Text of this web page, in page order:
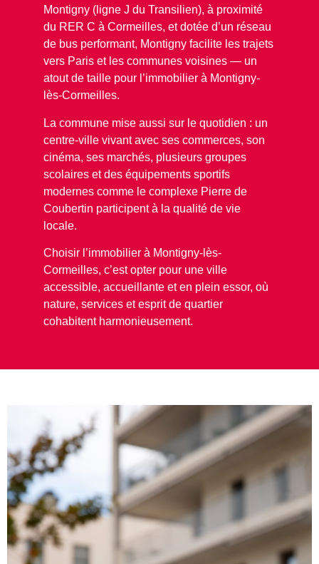
Montigny (ligne J du Transilien), à proximité
du RER C à Cormeilles, et dotée d’un réseau
de bus performant, Montigny facilite les trajets
vers Paris et les communes voisines — un
atout de taille pour l’immobilier à Montigny-
lès-Cormeilles.
La commune mise aussi sur le quotidien : un
centre-ville vivant avec ses commerces, son
cinéma, ses marchés, plusieurs groupes
scolaires et des équipements sportifs
modernes comme le complexe Pierre de
Coubertin participent à la qualité de vie
locale.
Choisir l’immobilier à Montigny-lès-
Cormeilles, c’est opter pour une ville
accessible, accueillante et en plein essor, où
nature, services et esprit de quartier
cohabitent harmonieusement.